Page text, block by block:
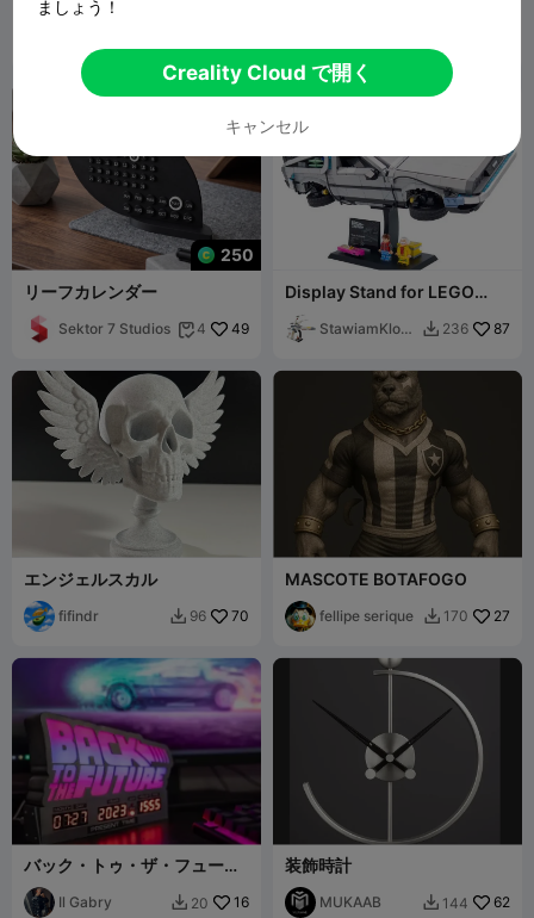
日時計。無料、実用的で印刷
Tinkerer
250
リーフカレンダー
Sektor 7 Studios  4 49
Display Stand for LEGO
10300 DMC-12 Delorean
Time Machine
StawiamKlock
 236 87
エンジェルスカル
fifindr  96 70
MASCOTE BOTAFOGO
fellipe serique  170 27
バック・トゥ・ザ・フューチ
ャー ランプ
Il Gabry  20 16
装飾時計
MUKAAB  144 62
ましょう！
Creality Cloud で開く
キャンセル